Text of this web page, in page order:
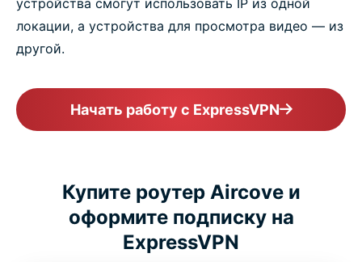
устройства смогут использовать IP из одной
локации, а устройства для просмотра видео — из
другой.
Начать работу с ExpressVPN
Купите роутер Aircove и
оформите подписку на
ExpressVPN